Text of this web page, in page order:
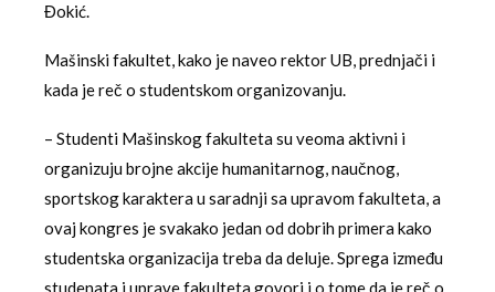
Đokić.
Mašinski fakultet, kako je naveo rektor UB, prednjači i
kada je reč o studentskom organizovanju.
– Studenti Mašinskog fakulteta su veoma aktivni i
organizuju brojne akcije humanitarnog, naučnog,
sportskog karaktera u saradnji sa upravom fakulteta, a
ovaj kongres je svakako jedan od dobrih primera kako
studentska organizacija treba da deluje. Sprega između
studenata i uprave fakulteta govori i o tome da je reč o